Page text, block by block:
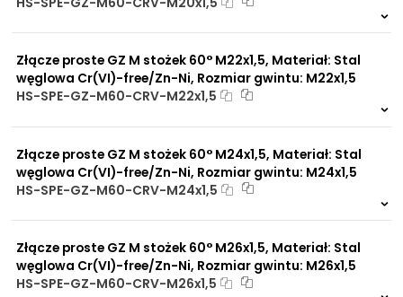
Odporność na
Dobre przewodnictwo
cieplne
Praca w trudnych
warunkach
Odporność na działanie
obciążeń mechanicznych
Odporność na działanie
wysokich temperatur
Złącze proste GZ M stożek 60° M22x1,5, Materiał: Stal
węglowa Cr(VI)-free/Zn-Ni, Rozmiar gwintu: M22x1,5
HS-SPE-GZ-M60-CRV-M22x1,5
Złącze proste GZ M stożek 60° M24x1,5, Materiał: Stal
węglowa Cr(VI)-free/Zn-Ni, Rozmiar gwintu: M24x1,5
HS-SPE-GZ-M60-CRV-M24x1,5
Złącze proste GZ M stożek 60° M26x1,5, Materiał: Stal
węglowa Cr(VI)-free/Zn-Ni, Rozmiar gwintu: M26x1,5
HS-SPE-GZ-M60-CRV-M26x1,5